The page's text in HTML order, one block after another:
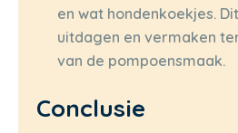
en wat hondenkoekjes.
uitdagen en vermaken
van de pompoensmaak.
Conclusie